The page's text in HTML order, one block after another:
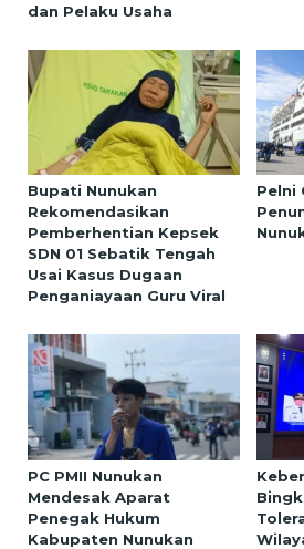
dan Pelaku Usaha
Bupati Nunukan
Rekomendasikan
Pemberhentian Kepsek
SDN 01 Sebatik Tengah
Usai Kasus Dugaan
Penganiayaan Guru Viral
Pelni
PC PMII Nunukan
Mendesak Aparat
Penegak Hukum
Kabupaten Nunukan